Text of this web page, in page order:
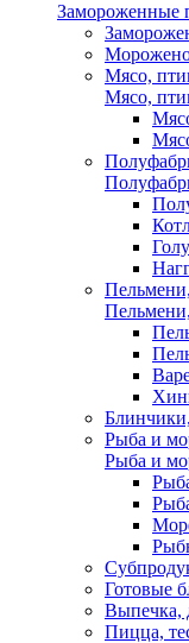
Замороженные
Мясо,
Мясо,
Рыба и
Рыба и
Готовые
Выпечка,
Пицца,